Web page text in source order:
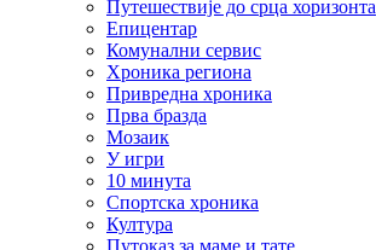
Путешествије до срца хоризонта
Епицентар
Комунални сервис
Хроника региона
Привредна хроника
Прва бразда
Мозаик
У игри
10 минута
Спортска хроника
Култура
Путоказ за маме и тате